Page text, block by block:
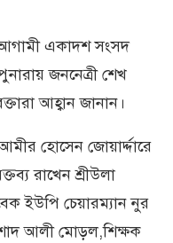
একাদশ সংসদ
জননেত্রী শেখ
আহ্বান জানান।
হোসেন জোয়ার্দ্দারে
রাখেন শ্রীউলা
ইউপি চেয়ারম্যান নুর
আলী মোড়ল,শিক্ষক